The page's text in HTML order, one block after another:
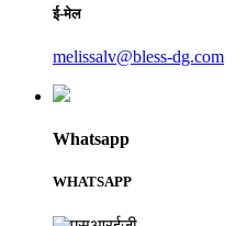
ई-मेल
melissalv@bless-dg.com
Whatsapp
WHATSAPP